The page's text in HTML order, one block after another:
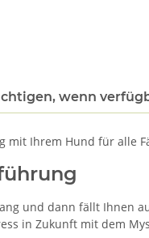
wenn
mit Ihrem Hund für alle
und dann fällt Ihnen
in Zukunft mit dem